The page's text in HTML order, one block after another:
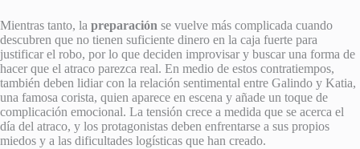
Mientras tanto, la preparación se vuelve más complicada cuando
descubren que no tienen suficiente dinero en la caja fuerte para
justificar el robo, por lo que deciden improvisar y buscar una forma de
hacer que el atraco parezca real. En medio de estos contratiempos,
también deben lidiar con la relación sentimental entre Galindo y Katia,
una famosa corista, quien aparece en escena y añade un toque de
complicación emocional. La tensión crece a medida que se acerca el
día del atraco, y los protagonistas deben enfrentarse a sus propios
miedos y a las dificultades logísticas que han creado.